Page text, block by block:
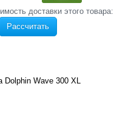
доставки этого товара:
Рассчитать
Dolphin Wave 300 XL